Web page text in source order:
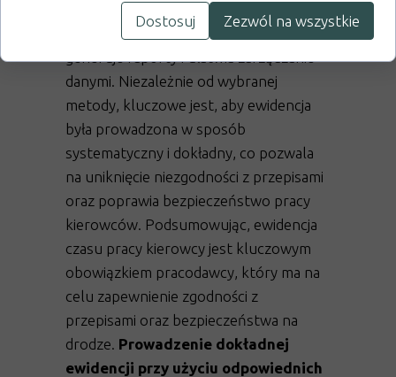
specjalistyczne oprogramowanie
komputerowe, które automatycznie
generuje raporty i ułatwia zarządzanie
danymi. Niezależnie od wybranej
metody, kluczowe jest, aby ewidencja
była prowadzona w sposób
systematyczny i dokładny, co pozwala
na uniknięcie niezgodności z przepisami
oraz poprawia bezpieczeństwo pracy
kierowców. Podsumowując, ewidencja
czasu pracy kierowcy jest kluczowym
obowiązkiem pracodawcy, który ma na
celu zapewnienie zgodności z
przepisami oraz bezpieczeństwa na
drodze. Prowadzenie dokładnej
ewidencji przy użyciu odpowiednich
Dostosuj Zezwól na wszystkie